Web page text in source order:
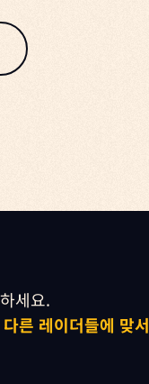
세요.
다른 레이더들에 맞